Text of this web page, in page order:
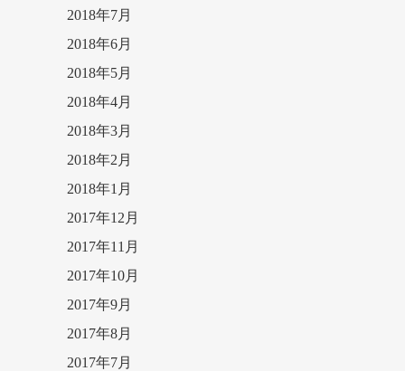
2018年7月
2018年6月
2018年5月
2018年4月
2018年3月
2018年2月
2018年1月
2017年12月
2017年11月
2017年10月
2017年9月
2017年8月
2017年7月